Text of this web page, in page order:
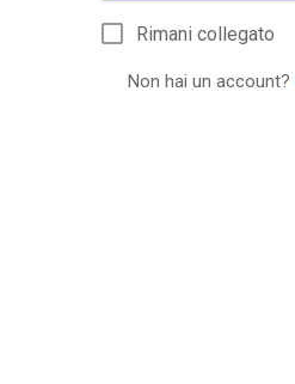
Rimani collegato
Non hai un account?